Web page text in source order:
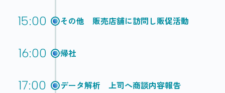
15:00 その他 販売店舗に訪問し販促活動
16:00 帰社
17:00 データ解析 上司へ商談内容報告